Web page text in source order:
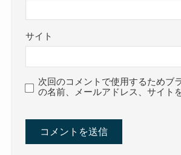
サイト
次回のコメントで使用するためブ
の名前、メールアドレス、サイト